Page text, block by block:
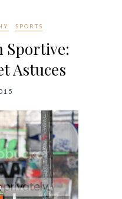
SPORTS
Sportive:
Astuces